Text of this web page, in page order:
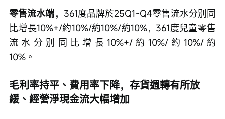
零售流水端， 361度品牌於25Q1~Q4零售流水分別同
比增長10%+/約10%/約10%/約10%，361度兒童零售
流水分別同比增長10%+/約10%/約10%/約
10%。
毛利率持平、費用率下降，存貨週轉有所放
緩、經營淨現金流大幅增加